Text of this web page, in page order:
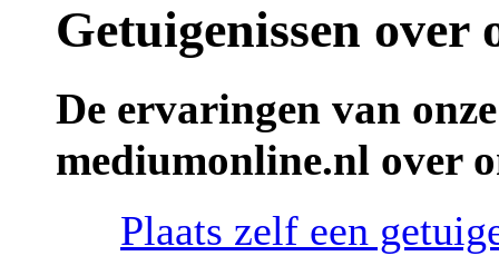
Getuigenissen over
De ervaringen van
mediumonline.nl over
Plaats zelf een